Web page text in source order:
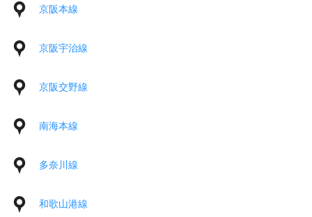
京阪本線
京阪宇治線
京阪交野線
南海本線
多奈川線
和歌山港線